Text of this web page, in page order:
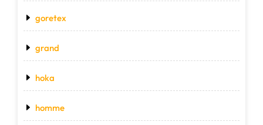
goretex
grand
hoka
homme